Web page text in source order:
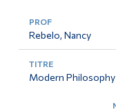
Rebelo, Nancy
Modern Philosophy